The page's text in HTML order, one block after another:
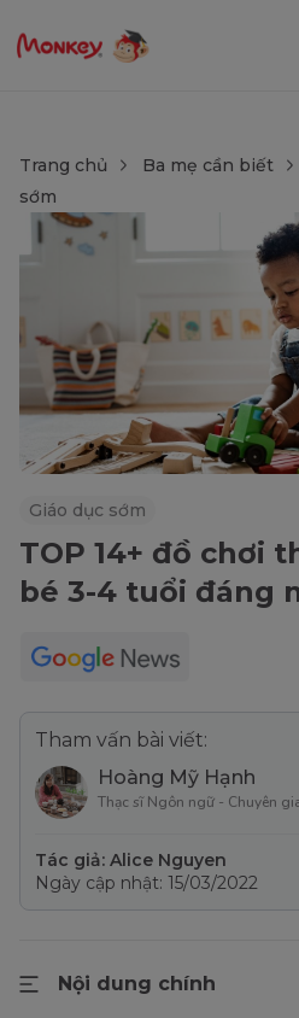
Trang chủ Ba mẹ cần biết
sớm
Giáo dục sớm
TOP 14+ đồ chơi
bé 3-4 tuổi đáng
Tham vấn bài viết:
Hoàng Mỹ Hạnh
Thạc sĩ Ngôn ngữ - Chuyên
Tác giả: Alice Nguyen
Ngày cập nhật: 15/03/2022
Nội dung chính